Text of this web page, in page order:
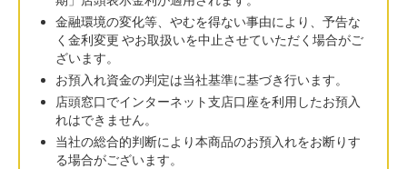
金融環境の変化等、やむを得ない事由により、予告な
く金利変更 やお取扱いを中止させていただく場合がご
ざいます。
お預入れ資金の判定は当社基準に基づき行います。
店頭窓口でインターネット支店口座を利用したお預入
れはできません。
当社の総合的判断により本商品のお預入れをお断りす
る場合がございます。